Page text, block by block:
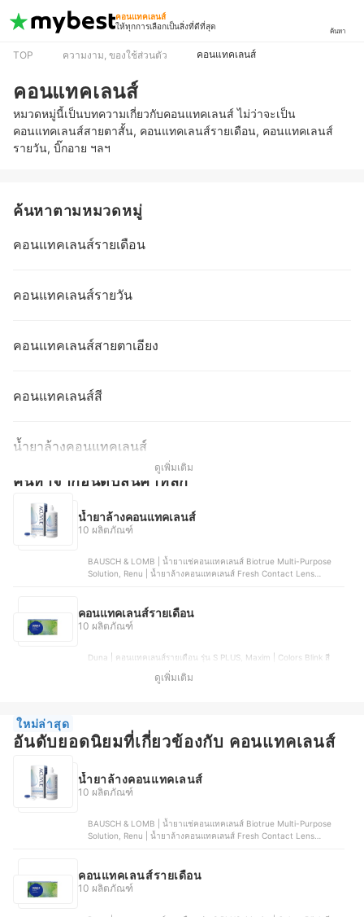
คอนแทคเลนส์
ให้ทุกการเลือกเป็นสิ่งที่ดีที่สุด
ค้นหา
TOP ความงาม, ของใช้ส่วนตัว คอนแทคเลนส์
คอนแทคเลนส์
หมวดหมู่นี้เป็นบทความเกี่ยวกับคอนแทคเลนส์ ไม่ว่าจะเป็น
คอนแทคเลนส์สายตาสั้น, คอนแทคเลนส์รายเดือน, คอนแทคเลนส์
รายวัน, บิ๊กอาย ฯลฯ
ค้นหาตามหมวดหมู่
คอนแทคเลนส์รายเดือน
คอนแทคเลนส์รายวัน
คอนแทคเลนส์สายตาเอียง
คอนแทคเลนส์สี
น้ำยาล้างคอนแทคเลนส์
ดูเพิ่มเติม
ค้นหาจากอันดับสินค้าหลัก
น้ำยาล้างคอนแทคเลนส์
10 ผลิตภัณฑ์
BAUSCH & LOMB | น้ำยาแช่คอนแทคเลนส์ Biotrue Multi-Purpose
Solution, Renu | น้ำยาล้างคอนแทคเลนส์ Fresh Contact Lens
Disinfecting Solution, Klean & Kare | น้ำยาล้างคอนแทคเลนส์
Sensiplus Multi Purpose Contact Lens Solution
คอนแทคเลนส์รายเดือน
10 ผลิตภัณฑ์
Duna | คอนแทคเลนส์รายเดือน รุ่น S PLUS, Maxim | Colors Blink สี
Natural Brown, Bausch & Lomb | Lacelle Grace, Kitty Kawaii |
VATANIKA Lens รุ่น Valentina Brown, Lollipop | My Days Contact
ดูเพิ่มเติม
ใหม่ล่าสุด
อันดับยอดนิยมที่เกี่ยวข้องกับ คอนแทคเลนส์
น้ำยาล้างคอนแทคเลนส์
10 ผลิตภัณฑ์
BAUSCH & LOMB | น้ำยาแช่คอนแทคเลนส์ Biotrue Multi-Purpose
Solution, Renu | น้ำยาล้างคอนแทคเลนส์ Fresh Contact Lens
Disinfecting Solution, Klean & Kare | น้ำยาล้างคอนแทคเลนส์
Sensiplus Multi Purpose Contact Lens Solution
คอนแทคเลนส์รายเดือน
10 ผลิตภัณฑ์